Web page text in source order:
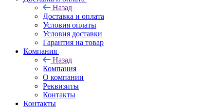
Назад
Доставка и оплата
Условия оплаты
Условия доставки
Гарантия на товар
Компания
Назад
Компания
О компании
Реквизиты
Контакты
Контакты